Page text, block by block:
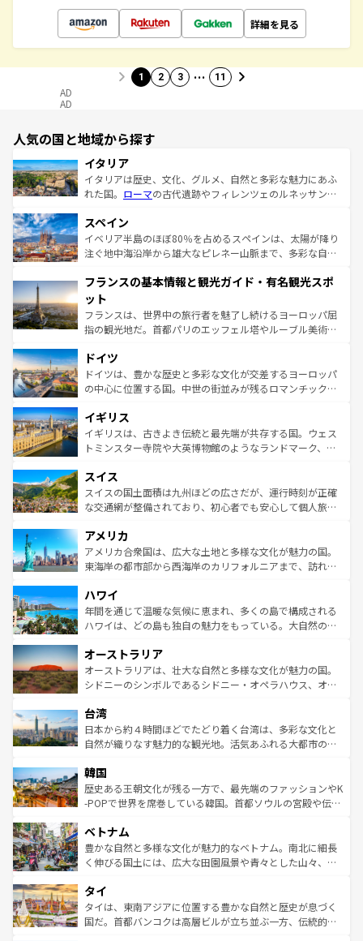
詳細を見る
1 2 3 … 11
AD
AD
人気の国と地域から探す
イタリア
イタリアは歴史、文化、グルメ、自然と多彩な魅力にあふ
れた国。 ローマの古代遺跡やフィレンツェのルネッサンス
ろん、トスカーナの美しい田園風景やアマルフィ海岸の絶
景など、自然景観も見逃せない。観光の合間には、本場の
ピザやパスタなど、絶品のイタリア料理を堪能することも
ませてくれるイタリアで、忘れられない旅をしてみよう！
なお、新着のイタリア情報は
しい。
スペイン
イベリア半島のほぼ80％を占めるスペインは、太陽が降り
注ぐ地中海沿岸から雄大なピレネー山脈まで、多彩な自然
文化が根付くこの国では、情熱的なフラメンコ、熱気あふ
れる闘牛、そして美味しいタパスが生活の一部となってい
る。首都マドリードの洗練された雰囲気や、バルセロナの
アートに溢れた街角から、地方では古代ローマ遺跡や中世
せる。地方によって風土や気候が異なるスペインはその個
性で訪れる人を魅了する。 なお、新着のスペイン情報は コ
ンテンツ一覧を参照してほしい。
フランスの基本情報と観光ガイド・有名観光スポ
ット
フランスは、世界中の旅行者を魅了し続けるヨーロッパ屈
指の観光地だ。首都パリのエッフェル塔やルーブル美術館
で、幅広い魅力が詰まっている。華麗な宮殿、歴史的な大
聖堂、美しいビーチ、そして豊かな自然が、訪れる者を心
から魅了する。また、フランスは美食の国としても知ら
いる。シャンパンの発祥地であるランス、プロヴァンスの
香り高いラベンダー畑など、多彩な楽しみ方が可能だ。さ
らに、パリ以外の地域にも魅力が溢れており、どの街角に
れる地方に足を運ぶとそれぞれで全く異なる文化を体験で
きるだろう。 なお、新着のフランス情報はコンテンツ一覧
を参照してほしい。
ドイツ
ドイツは、豊かな歴史と多彩な文化が交差するヨーロッパ
の中心に位置する国。中世の街並みが残るロマンチック街
顔を持つこの国は、どこを歩いても飽きることがない。ベ
ルリンの文化的活気、バイエルン州のアルプスの絶景、そ
してライン川沿いのワイン畑といった風景は必見。ビール
は、お酒好きな人にはぜひ体験してほしい。 なお、新着の
ドイツ情報はコンテンツ一覧を参照してほしい。
イギリス
イギリスは、古きよき伝統と最先端が共存する国。ウェス
トミンスター寺院や大英博物館のようなランドマーク、歴
リアごとに異なる魅力がある。また、優雅なアフタヌーン
ティー、ビール好きにはたまらない英国パブ、サッカー観
戦など、本場だからこそできる体験も豊富。イギリスを旅
ンツ一覧を参照してほしい。
スイス
スイスの国土面積は九州ほどの広さだが、運行時刻が正確
な交通網が整備されており、初心者でも安心して個人旅行
の建物がそのまま残る町や、スイスならではのユニークな
博物館もあり、アルプス観光だけでなく町歩きも満喫する
ことができる。国民の所得が高いため物価も高いが、旅行
ば市内交通費無料で観光を楽しむこともできる。 なお、新
着のスイス情報はコンテンツ一覧 を参照してほしい。
アメリカ
アメリカ合衆国は、広大な土地と多様な文化が魅力の国。
東海岸の都市部から西海岸のカリフォルニアまで、訪れる
のような巨大都市は、観光、ショッピング、エンターテイ
ンメントが詰まった刺激的なスポットだ。一方、アメリカ
西部には大自然が広がり、グランドキャニオンやイエロー
部のニューオーリンズでは、音楽と美食が融合した独特の
文化が魅力。旅行者はアメリカの各地域で異なる魅力を楽
しみながら、その多様性と豊かな歴史を感じることができ
ならではの贅沢な旅のスタイルだ。 なお、新着のアメリカ
情報はコンテンツ一覧を参照してほしい。
ハワイ
年間を通じて温暖な気候に恵まれ、多くの島で構成される
ハワイは、どの島も独自の魅力をもっている。大自然の神
ワイ島は見逃せない。また、定番の観光地といえばオアフ
島だが、静かな自然を求めるならマウイ島やカウアイ島が
おすすめ。エメラルドグリーンに輝く海をはじめ、豊かな
れるおもてなしの心で訪れる人々を迎えてくれるハワイの
人々、おいしいローカルフードやハワイアンミュージッ
ク、伝統的なフラダンスなど、すべてがハワイの魅力を彩
ワイを、存分に味わってほしい。 なお、新着のハワイ情報
はコンテンツ一覧を参照してほしい。
オーストラリア
オーストラリアは、壮大な自然と多様な文化が魅力の国。
シドニーのシンボルであるシドニー・オペラハウス、オー
リアリーフや大陸中央部にそびえるウルル（エアーズロッ
ク）、タスマニアの美しい原生林やケアンズの熱帯雨林な
ど、見どころがたくさん。また、カフェやワイン、オージ
いる。アクティビティも充実しており、サーフィンやダイ
ビング、ハイキングなど、アウトドア好きにはたまらな
い。オーストラリアの多彩な魅力を存分に味わいつくそ
参照してほしい。
台湾
日本から約４時間ほどでたどり着く台湾は、多彩な文化と
自然が織りなす魅力的な観光地。活気あふれる大都市の台
ン）、静ひつな山岳地帯である台湾東部など、都市の喧騒
と山間の静けさが共存しており、訪れる人に新しい発見と
驚きをもたらしてくれる。また、奥深い台湾の食文化も魅
容にもいいと評判のスイーツなど、バラエティ豊かな料理
が味わえる。 なお、新着の台湾情報は コンテンツ一覧を参
照してほしい。
韓国
歴史ある王朝文化が残る一方で、最先端のファッションやK
-POPで世界を席巻している韓国。首都ソウルの宮殿や伝統
き、地方に足を延ばせば四季折々の自然美を楽しむことが
できる。そして、キムチや焼肉、絶品のストリートフード
まで、さまざまな韓国料理が待っている。夜には、韓国な
リティに包まれながら、韓国の多彩な魅力を心ゆくまで味
わってみてほしい。 なお、新着の韓国情報はコンテンツ一
覧を参照してほしい。
ベトナム
豊かな自然と多様な文化が魅力的なベトナム。南北に細長
く伸びる国土には、広大な田園風景や青々とした山々、世
急速な発展と共に伝統が息づく。ハノイの古い町並みやホ
ーチミン市のフランス統治時代の建物も、独特の雰囲気を
醸し出している。また、バラエティの豊かさとおいしさで
タイ
タイは、東南アジアに位置する豊かな自然と歴史が息づく
国だ。首都バンコクは高層ビルが立ち並ぶ一方、伝統的な